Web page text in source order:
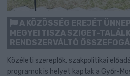
A KÖZÖSSÉG EREJÉT
MEGYEI TISZA SZIGET-
RENDSZERVÁLTÓ
Közéleti szereplők, szakpolitikai
programok is helyet kaptak a Győr-